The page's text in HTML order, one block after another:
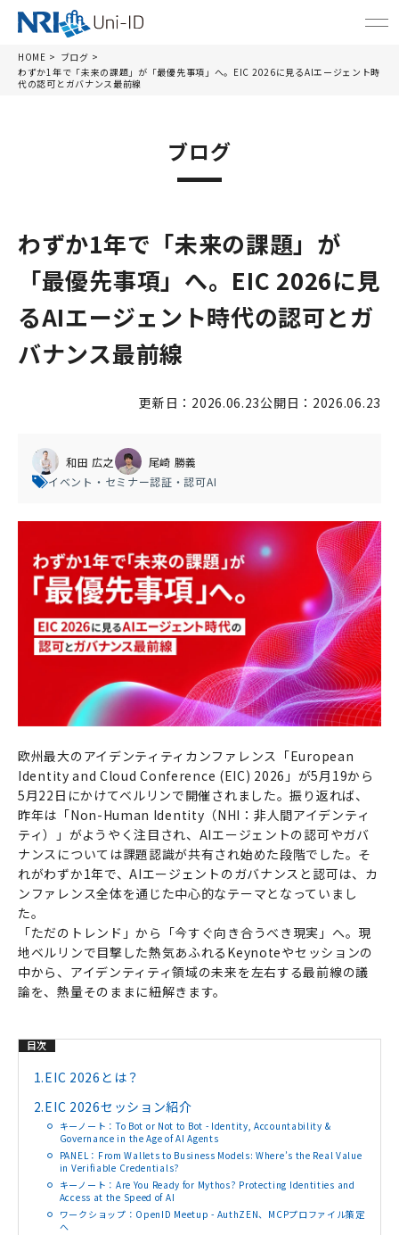
HOME
ブログ
わずか1年で「未来の課題」が「最優先事項」へ。EIC 2026に見るAIエージェント時
代の認可とガバナンス最前線
ブログ
わずか1年で「未来の課題」が
「最優先事項」へ。EIC 2026に見
るAIエージェント時代の認可とガ
バナンス最前線
更新日：2026.06.23公開日：2026.06.23
和田 広之
尾崎 勝義
イベント・セミナー認証・認可AI
欧州最大のアイデンティティカンファレンス「European
Identity and Cloud Conference (EIC) 2026」が5月19から
5月22日にかけてベルリンで開催されました。振り返れば、
昨年は「Non-Human Identity（NHI：非人間アイデンティ
ティ）」がようやく注目され、AIエージェントの認可やガバ
ナンスについては課題認識が共有され始めた段階でした。そ
れがわずか1年で、AIエージェントのガバナンスと認可は、カ
ンファレンス全体を通じた中心的なテーマとなっていまし
た。
「ただのトレンド」から「今すぐ向き合うべき現実」へ。現
地ベルリンで目撃した熱気あふれるKeynoteやセッションの
中から、アイデンティティ領域の未来を左右する最前線の議
論を、熱量そのままに紐解きます。
目次
1.EIC 2026とは？
2.EIC 2026セッション紹介
キーノート：To Bot or Not to Bot - Identity, Accountability &
Governance in the Age of AI Agents
PANEL：From Wallets to Business Models: Where’s the Real Value
in Verifiable Credentials?
キーノート：Are You Ready for Mythos? Protecting Identities and
Access at the Speed of AI
ワークショップ：OpenID Meetup - AuthZEN、MCPプロファイル策定
へ